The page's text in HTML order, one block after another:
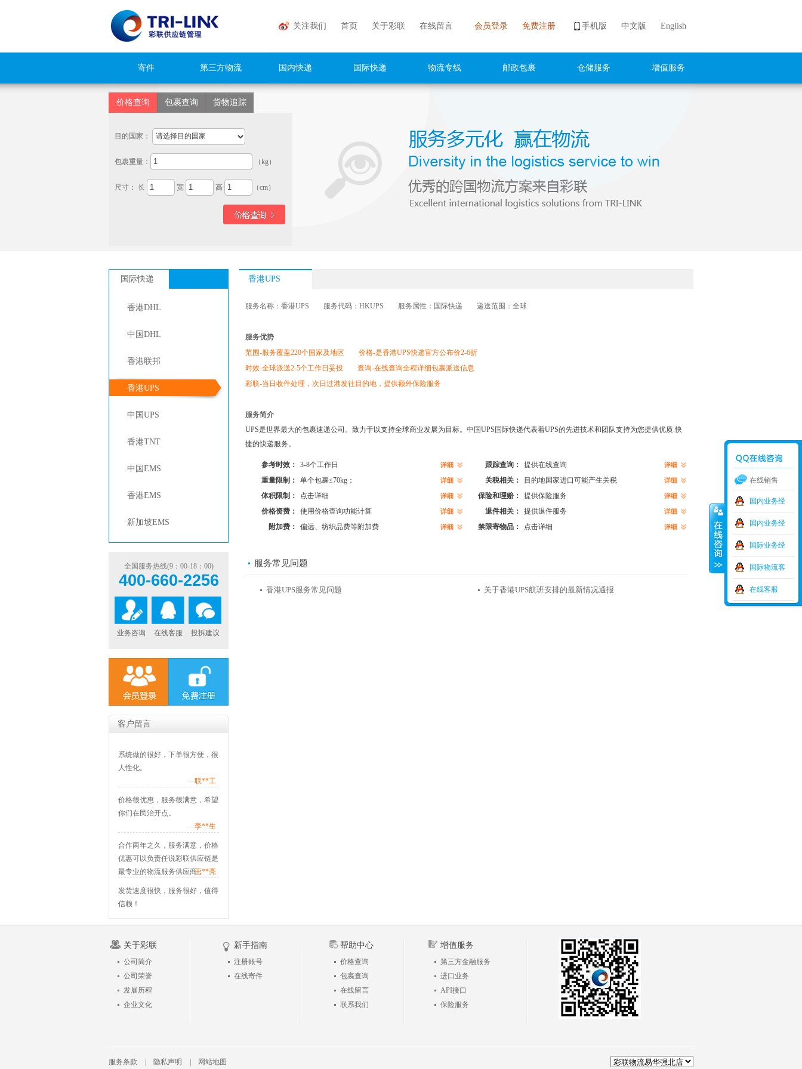
关注我们 首页 关于彩联 在线留言 会员登录 免费注册 手机版 中文版 English
寄件 第三方物流 国内快递 国际快递 物流专线 邮政包裹 仓储服务 增值服务
价格查询 包裹查询 货物追踪
目的国家：
包裹重量： （kg）
尺寸： 长 宽 高 （cm）
国际快递
香港DHL
中国DHL
香港联邦
香港UPS
中国UPS
香港TNT
中国EMS
香港EMS
新加坡EMS
全国服务热线(9：00-18：00)
400-660-2256
业务咨询 在线客服 投拆建议
客户留言
系统做的很好，下单很方便，很
人性化。
---联**工
价格很优惠，服务很满意，希望
你们在民治开点。
---李**生
合作两年之久，服务满意，价格
优惠可以负责任说彩联供应链是
最专业的物流服务供应商；
---王**亮
发货速度很快，服务很好，值得
信赖！
---张**生
香港UPS
服务名称：香港UPS 服务代码：HKUPS 服务属性：国际快递 递送范围：全球
服务优势
范围-服务覆盖220个国家及地区 价格-是香港UPS快递官方公布价2-6折
时效-全球派送2-5个工作日妥投 查询-在线查询全程详细包裹派送信息
彩联-当日收件处理，次日过港发往目的地，提供额外保险服务
服务简介
UPS是世界最大的包裹速递公司。致力于以支持全球商业发展为目标。中国UPS国际快递代表着UPS的先进技术和团队支持为您提供优质.快
捷的快递服务。
参考时效：
3-8个工作日
重量限制：
单个包裹≤70kg；
体积限制：
点击详细
价格资费：
使用价格查询功能计算
附加费：
偏远、纺织品费等附加费
跟踪查询：
提供在线查询
关税相关：
目的地国家进口可能产生关税
保险和理赔：
提供保险服务
退件相关：
提供退件服务
禁限寄物品：
点击详细
服务常见问题
香港UPS服务常见问题 关于香港UPS航班安排的最新情况通报
关于彩联
公司简介
公司荣誉
发展历程
企业文化
新手指南
注册账号
在线寄件
帮助中心
价格查询
包裹查询
在线留言
联系我们
增值服务
第三方金融服务
进口业务
API接口
保险服务
服务条款 隐私声明 网站地图
在线销售
国内业务经
理-齐
国内业务经
理-刘
国际业务经
理-王
国际物流客
服-陈
在线客服